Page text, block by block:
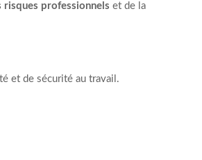
risques professionnels et de la
et de sécurité au travail.